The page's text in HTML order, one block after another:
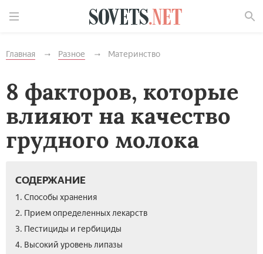
Главная Разное Материнство
8 факторов, которые
влияют на качество
грудного молока
СОДЕРЖАНИЕ
1. Способы хранения
2. Прием определенных лекарств
3. Пестициды и гербициды
4. Высокий уровень липазы